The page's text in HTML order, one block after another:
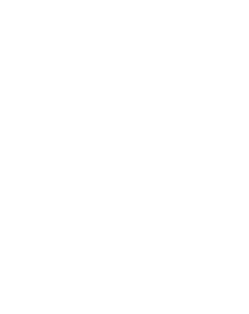
連携歴史教育研究